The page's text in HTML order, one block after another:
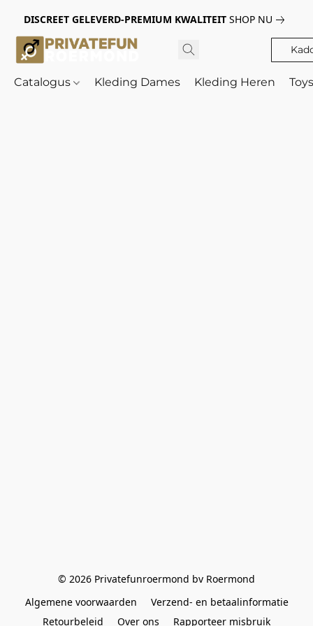
DISCREET GELEVERD-PREMIUM KWALITEIT SHOP NU
Catalogus Kleding Dames Kleding Heren
© 2026 Privatefunroermond bv Roermond
Algemene voorwaarden
Verzend- en betaalinformatie
Retourbeleid
Over ons Rapporteer misbruik